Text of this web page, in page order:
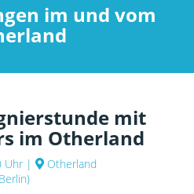
im und vom
mit
im Otherland
Uhr |
Otherland
)